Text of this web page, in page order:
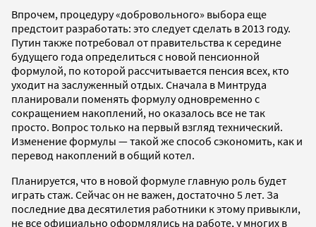
Впрочем, процедуру «добровольного» выбора еще
предстоит разработать: это следует сделать в 2013 году.
Путин также потребовал от правительства к середине
будущего года определиться с новой пенсионной
формулой, по которой рассчитывается пенсия всех, кто
уходит на заслуженный отдых. Сначала в Минтруда
планировали поменять формулу одновременно с
сокращением накоплений, но оказалось все не так
просто. Вопрос только на первый взгляд технический.
Изменение формулы — такой же способ сэкономить, как и
перевод накоплений в общий котел.
Планируется, что в новой формуле главную роль будет
играть стаж. Сейчас он не важен, достаточно 5 лет. За
последние два десятилетия работники к этому привыкли,
не все официально оформлялись на работе, у многих в